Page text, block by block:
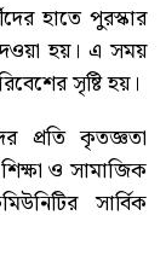
হাতে পুরস্কার
হয়। এ সময়
সৃষ্টি হয়।
প্রতি কৃতজ্ঞতা
ও সামাজিক
সার্বিক